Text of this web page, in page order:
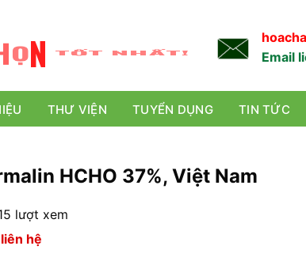
ỌN TỐT NHẤT!
Email
THƯ VIỆN TUYỂN DỤNG TIN TỨC
HCHO 37%, Việt Nam
lượt xem
hệ